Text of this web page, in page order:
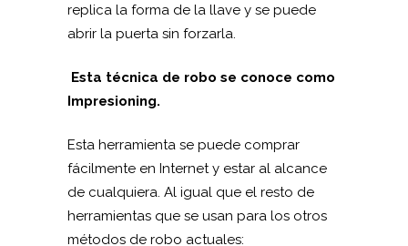
replica la forma de la llave y se puede
abrir la puerta sin forzarla.
Esta técnica de robo se conoce como
Impresioning.
Esta herramienta se puede comprar
fácilmente en Internet y estar al alcance
de cualquiera. Al igual que el resto de
herramientas que se usan para los otros
métodos de robo actuales: